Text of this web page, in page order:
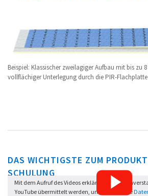
Beispiel: Klassischer zweilagiger Aufbau mit bis zu
vollflächiger Unterlegung durch die PIR-Flachplatte
DAS WICHTIGSTE ZUM
SCHULUNG
Mit dem Aufruf des Videos erklären Sie sich
YouTube übermittelt werden, und dass Sie die